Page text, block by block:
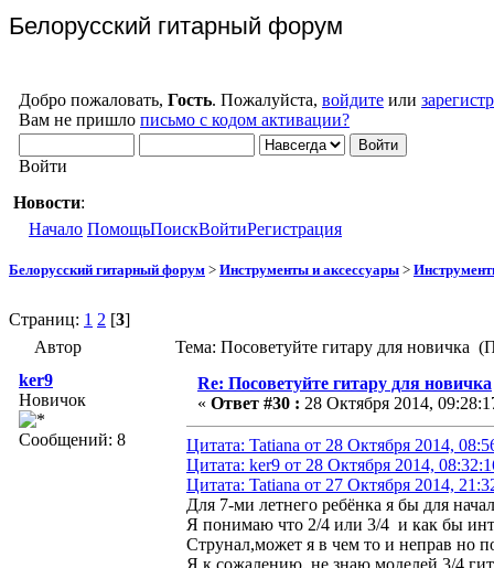
Белорусский гитарный форум
Добро пожаловать, Гость. Пожалуйста, войдите или
Вам не пришло письмо с кодом активации?
Войти
Новости:
Начало ПомощьПоискВойтиРегистрация
Белорусский гитарный форум > Инструменты и аксесcуары >
Страниц: 1 2 [3]
Автор
Тема: Посоветуйте гитару для новичка
ker9
Новичок
Сообщений: 8
Re: Посоветуйте гитару для новичка
« Ответ #30 : 28 Октября 2014,
Цитата: Tatiana от 28 Октября 2014,
Цитата: ker9 от 28 Октября 2014,
Цитата: Tatiana от 27 Октября 2014,
Для 7-ми летнего ребёнка я бы для
Я понимаю что 2/4 или 3/4 и как бы
Струнал,может я в чем то и неправ но
Я к сожалению, не знаю моделей 3/4